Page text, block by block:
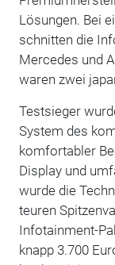
Lösungen. Bei
schnitten die
Mercedes und
waren zwei
Testsieger
System des
komfortabler
Display und
wurde die
teuren
Infotainment-
knapp 3.700